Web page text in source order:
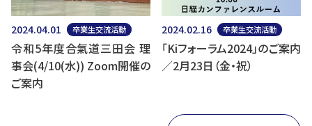
2024.04.01 卒業生交流活動
令和5年度合氣道三田会 理
事会(4/10(水)) Zoom開催の
ご案内
2024.02.16 卒業生交流活動
「Kiフォーラム2024」のご案内
／2月23日（金・祝）